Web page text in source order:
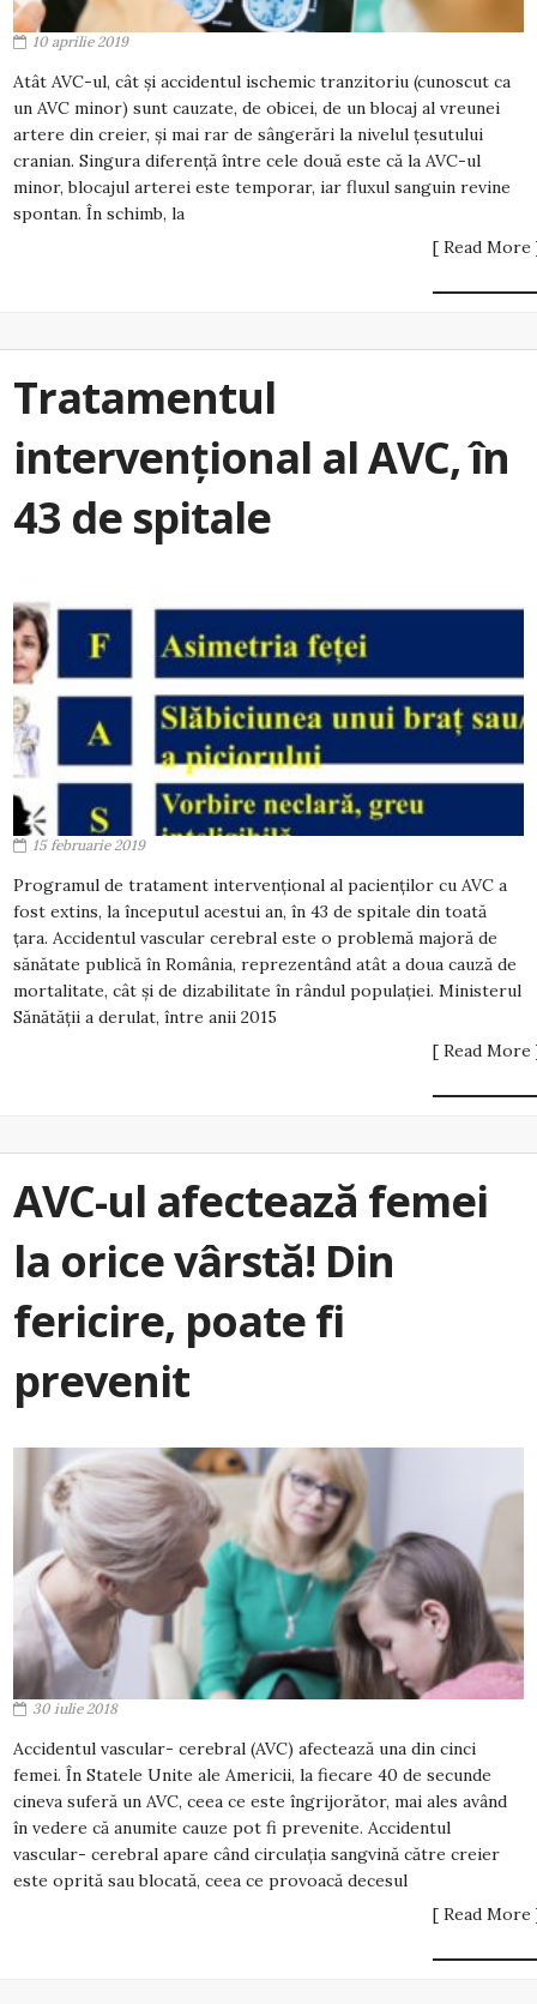
10 aprilie 2019
Atât AVC-ul, cât și accidentul ischemic tranzitoriu (cunoscut ca
un AVC minor) sunt cauzate, de obicei, de un blocaj al vreunei
artere din creier, și mai rar de sângerări la nivelul țesutului
cranian. Singura diferență între cele două este că la AVC-ul
minor, blocajul arterei este temporar, iar fluxul sanguin revine
spontan. În schimb, la
[ Read More
Tratamentul
intervențional al AVC, în
43 de spitale
15 februarie 2019
Programul de tratament intervențional al pacienților cu AVC a
fost extins, la începutul acestui an, în 43 de spitale din toată
țara. Accidentul vascular cerebral este o problemă majoră de
sănătate publică în România, reprezentând atât a doua cauză de
mortalitate, cât și de dizabilitate în rândul populației. Ministerul
Sănătății a derulat, între anii 2015
[ Read More
AVC-ul afectează femei
la orice vârstă! Din
fericire, poate fi
prevenit
30 iulie 2018
Accidentul vascular- cerebral (AVC) afectează una din cinci
femei. În Statele Unite ale Americii, la fiecare 40 de secunde
cineva suferă un AVC, ceea ce este îngrijorător, mai ales având
în vedere că anumite cauze pot fi prevenite. Accidentul
vascular- cerebral apare când circulația sangvină către creier
este oprită sau blocată, ceea ce provoacă decesul
[ Read More